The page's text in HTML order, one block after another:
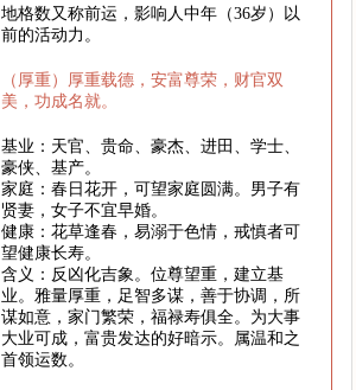
地格数又称前运，影响人中年（36岁）以
前的活动力。
（厚重）厚重载德，安富尊荣，财官双
美，功成名就。
基业：天官、贵命、豪杰、进田、学士、
豪侠、基产。
家庭：春日花开，可望家庭圆满。男子有
贤妻，女子不宜早婚。
健康：花草逢春，易溺于色情，戒慎者可
望健康长寿。
含义：反凶化吉象。位尊望重，建立基
业。雅量厚重，足智多谋，善于协调，所
谋如意，家门繁荣，福禄寿俱全。为大事
大业可成，富贵发达的好暗示。属温和之
首领运数。